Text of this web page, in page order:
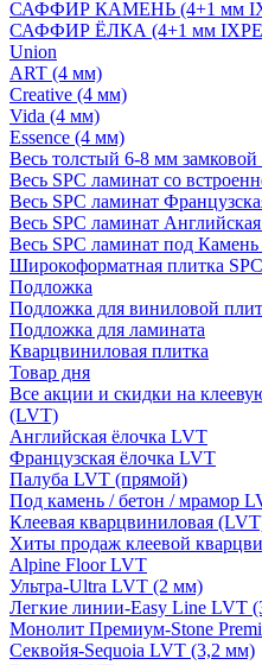
САФФИР КАМЕНЬ (4+1 мм
САФФИР ЁЛКА (4+1 мм
Union
ART (4 мм)
Creative (4 мм)
Vida (4 мм)
Essence (4 мм)
Весь толстый 6-8 мм
Весь SPC ламинат со
Весь SPC ламинат
Весь SPC ламинат Английская
Весь SPC ламинат под
Широкоформатная плитка
Подложка
Подложка для виниловой
Подложка для ламината
Кварцвиниловая плитка
Товар дня
Все акции и скидки на
(LVT)
Английская ёлочка LVT
Французская ёлочка LVT
Палуба LVT (прямой)
Под камень / бетон / мрамор
Клеевая кварцвиниловая
Хиты продаж клеевой
Alpine Floor LVT
Ультра-Ultra LVT (2 мм)
Легкие линии-Easy Line LVT
Монолит Премиум-Stone
Секвойя-Sequoia LVT (3,2 мм)